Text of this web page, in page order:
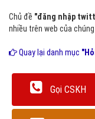
Chủ đề "đăng nhập
nhiều trên web của
Quay lại danh mục
Gọi CSKH